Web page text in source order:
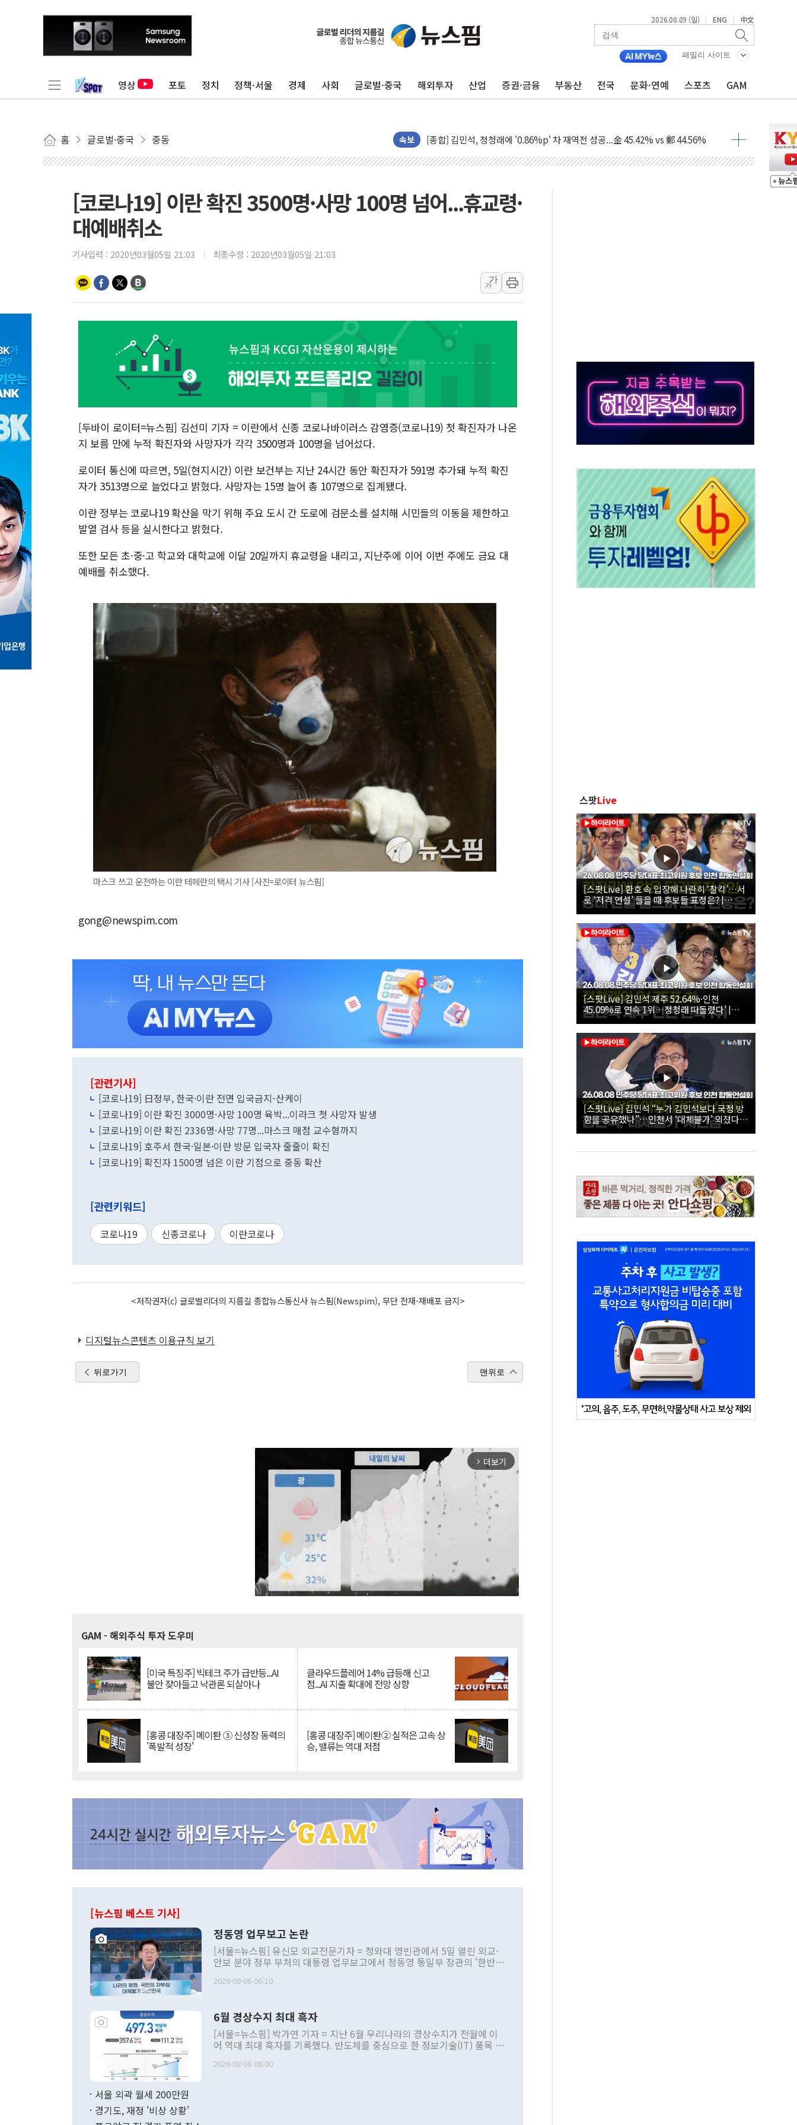
2026.08.09 (일) | ENG | 中文
패밀리 사이트
영상 포토 정치 정책·서울 경제 사회 글로벌·중국 해외투자 산업 증권·금융 부동산 전국 문화·연예 스포츠 GAM
홈 글로벌·중국 중동 속보
포항시 재난예산 40억 긴급 투입…고수온 양식장 복구·지원 '총력'
울진·영덕 '호우특보'-포항 '산사태 주의보'...경북도, 호우 피해·통제구간 없어
인천 합동연설회 나선 송영길·정청래·김민석 당대표 후보
김민석, 2주차 제주·인천 경선서 정청래에 승리...47.75% vs 42.08%
[속보] 민주, 제주·인천 경선 결과 발표...김민석 47.75% 정청래 42.08%
[속보] 민주, 인천 경선 결과 발표...김민석 45.09% 정청래 43.27% 송영길 11.63%
강릉·동해·삼척 시간당 최대 50㎜ 폭우…강원 동해안 강한 비 이어져
폐기물 수거하다 참변…60대 환경미화원 수거차에 치여 사망
李대통령 "결혼 때문에 손해 보는 일 없게"…'결혼 페널티' 22개 과제 손본다
추미애, '위안부' 피해자 기림의 날 참석..."국제적 시민 연대로 목소리 내야"
인천 선재도 갯벌서 해루질 중 실종 60대 나흘만에 숨진 채 발견
인천서 말다툼 중 어머니 흉기 살해 10대 아들 체포
'화합' 꺼낸 김민석에 '뻔뻔' 받아친 정청래…제주 연설서 신경전 고조
[코로나19] 이란 확진 3500명·사망 100명 넘어...휴교령·
대예배취소
기사입력 : 2020년03월05일 21:03 최종수정 : 2020년03월05일 21:03
가
가
[두바이 로이터=뉴스핌] 김선미 기자 = 이란에서 신종 코로나바이러스 감염증(코로나19) 첫 확진자가 나온
지 보름 만에 누적 확진자와 사망자가 각각 3500명과 100명을 넘어섰다.
로이터 통신에 따르면, 5일(현지시간) 이란 보건부는 지난 24시간 동안 확진자가 591명 추가돼 누적 확진
자가 3513명으로 늘었다고 밝혔다. 사망자는 15명 늘어 총 107명으로 집계됐다.
이란 정부는 코로나19 확산을 막기 위해 주요 도시 간 도로에 검문소를 설치해 시민들의 이동을 제한하고
발열 검사 등을 실시한다고 밝혔다.
또한 모든 초·중·고 학교와 대학교에 이달 20일까지 휴교령을 내리고, 지난주에 이어 이번 주에도 금요 대
예배를 취소했다.
마스크 쓰고 운전하는 이란 테헤란의 택시 기사 [사진=로이터 뉴스핌]
gong@newspim.com
[관련기사]
[코로나19] 日정부, 한국·이란 전면 입국금지-산케이
[코로나19] 이란 확진 3000명·사망 100명 육박...이라크 첫 사망자 발생
[코로나19] 이란 확진 2336명·사망 77명...마스크 매점 교수형까지
[코로나19] 호주서 한국·일본·이란 방문 입국자 줄줄이 확진
[코로나19] 확진자 1500명 넘은 이란 기점으로 중동 확산
[관련키워드]
코로나19 신종코로나 이란코로나
<저작권자(c) 글로벌리더의 지름길 종합뉴스통신사 뉴스핌(Newspim), 무단 전재-재배포 금지>
디지털뉴스콘텐츠 이용규칙 보기
뒤로가기 맨위로
arrow_forward_ios 더보기
GAM - 해외주식 투자 도우미
[미국 특징주] 빅테크 주가 급반등...AI
불안 잦아들고 낙관론 되살아나
클라우드플레어 14% 급등해 신고
점...AI 지출 확대에 전망 상향
[홍콩 대장주] 메이퇀 ③ 신성장 동력의
'폭발적 성장'
[홍콩 대장주] 메이퇀② 실적은 고속 상
승, 밸류는 역대 저점
[뉴스핌 베스트 기사]
정동영 업무보고 논란
[서울=뉴스핌] 유신모 외교전문기자 = 청와대 영빈관에서 5일 열린 외교·
안보 분야 정부 부처의 대통령 업무보고에서 정동영 통일부 장관의 '한반도
발언 중에는 정부 내 조율을 거치지 않은 사안을 정책으로 추진하겠다고 공
주의적 희망에 근거한 비현실적 구상'이라는 비판을 내놨다. 그동안 정 장
관의 대북 정책 관련 발언이 물의를 빚은 적은 여러 번 있지만 대통령과 유
관 부처 장관이 공개적으로 부정적 입장을 표명한 것은 이례적이다. 정 장
관의 무리한 대북 접근법과 월권을 제어해야 한다는 목소리도 높아지고 있
다. [정동영 통일부 장관이 지난달 23일 오후 서울 종로구 정부서울청사에
2026-08-06 06:10
6월 경상수지 최대 흑자
[서울=뉴스핌] 박가연 기자 = 지난 6월 우리나라의 경상수지가 전월에 이
어 역대 최대 흑자를 기록했다. 반도체를 중심으로 한 정보기술(IT) 품목 수
료=한국은행] 한국은행이 6일 발표한 '2026년 6월 국제수지(잠정)'에 따르
2026-08-06 08:00
서울 외곽 월세 200만원
경기도, 재정 '비상 상황'
스팟Live
[스팟Live] 환호 속 입장해 나란히 ‘찰칵’…서
로 ‘저격 연설’ 들을 때 후보들 표정은? |
26.08.08 더불어민주당 당대표·최고위원 후
보 인천 합동연설회
[스팟Live] 김민석 제주 52.64%·인천
45.09%로 연속 1위…정청래 따돌렸다’ |
26.08.08 더불어민주당 당대표·최고위원 후
보 인천 합동연설회
[스팟Live] 김민석 “누가 김민석보다 국정 방
향을 공유했나”…인천서 ‘대체불가’ 외쳤다 |
26.08.08 더불어민주당 당대표·최고위원 후